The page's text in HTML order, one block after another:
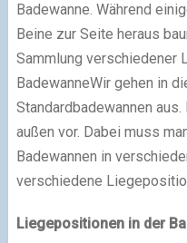
Badewanne. Während
Beine zur Seite heraus
Sammlung verschiedener
BadewanneWir gehen in
Standardbadewannen
außen vor. Dabei muss
Badewannen in
verschiedene
Liegepositionen in der